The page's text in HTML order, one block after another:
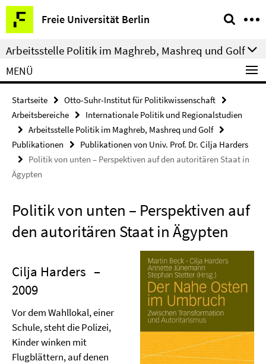
Springe
direkt
zu
Inhalt
Freie Universität Berlin
Service-
Navigation
Arbeitsstelle Politik im Maghreb, Mashreq und Golf
MENÜ
Startseite
Otto-Suhr-Institut für Politikwissenschaft
Arbeitsbereiche
Internationale Politik und Regionalstudien
Arbeitsstelle Politik im Maghreb, Mashreq und Golf
Publikationen
Publikationen von Univ. Prof. Dr. Cilja Harders
Politik von unten – Perspektiven auf den autoritären Staat in
Ägypten
Politik von unten – Perspektiven auf
den autoritären Staat in Ägypten
Cilja Harders –
2009
Vor dem Wahllokal, einer
Schule, steht die Polizei,
Kinder winken mit
Flugblättern, auf denen